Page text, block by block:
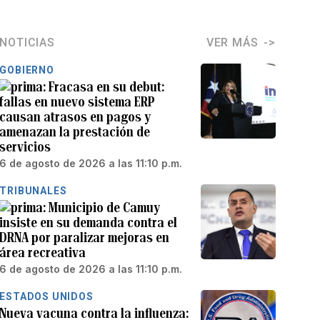
NOTICIAS VER MÁS
GOBIERNO
Fracasa en su debut:
fallas en nuevo sistema ERP
causan atrasos en pagos y
amenazan la prestación de
servicios
6 de agosto de 2026 a las 11:10 p.m.
TRIBUNALES
Municipio de Camuy
insiste en su demanda contra el
DRNA por paralizar mejoras en
área recreativa
6 de agosto de 2026 a las 11:10 p.m.
ESTADOS UNIDOS
Nueva vacuna contra la influenza: